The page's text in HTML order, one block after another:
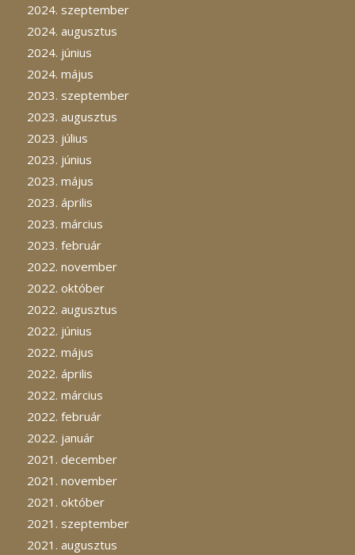
2024. szeptember
2024. augusztus
2024. június
2024. május
2023. szeptember
2023. augusztus
2023. július
2023. június
2023. május
2023. április
2023. március
2023. február
2022. november
2022. október
2022. augusztus
2022. június
2022. május
2022. április
2022. március
2022. február
2022. január
2021. december
2021. november
2021. október
2021. szeptember
2021. augusztus